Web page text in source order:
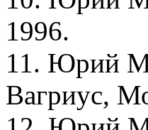
1996.
11. Юрий
Вагриус,